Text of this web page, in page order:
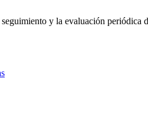
y la evaluación